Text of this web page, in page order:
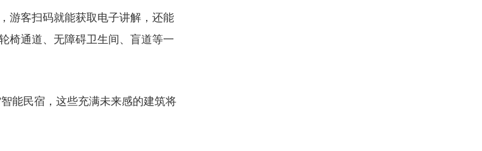
游客扫码就能获取电子讲解，还能
椅通道、无障碍卫生间、盲道等一
能民宿，这些充满未来感的建筑将